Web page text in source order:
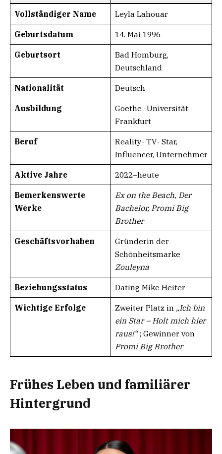
Vollständiger Name Leyla Lahouar
Geburtsdatum​​ 14. Mai 1996
Geburtsort
Bad Homburg,
Deutschland
Nationalität Deutsch
Ausbildung
Goethe -Universität
Frankfurt
Beruf
Reality- TV- Star,
Influencer, Unternehmer
Aktive Jahre 2022–heute
Bemerkenswerte
Werke
Ex on the Beach, Der
Bachelor, Promi Big
Brother
Geschäftsvorhaben​
Gründerin der
Schönheitsmarke
Zouleyna​
Beziehungsstatus​ Dating Mike Heiter
Wichtige Erfolge Zweiter Platz in „Ich bin
ein Star – Holt mich hier
raus!“; Gewinner von
Promi Big Brother
Frühes Leben und familiärer
Hintergrund